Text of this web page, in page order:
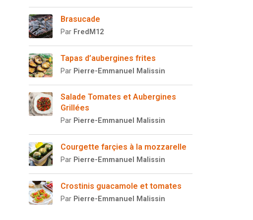
Brasucade
Par FredM12
Tapas d’aubergines frites
Par Pierre-Emmanuel Malissin
Salade Tomates et Aubergines
Grillées
Par Pierre-Emmanuel Malissin
Courgette farçies à la mozzarelle
Par Pierre-Emmanuel Malissin
Crostinis guacamole et tomates
Par Pierre-Emmanuel Malissin